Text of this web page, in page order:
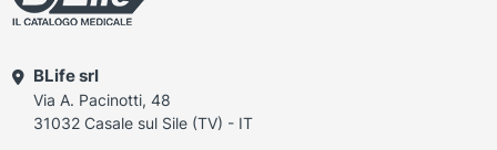
BLife srl
Via A. Pacinotti, 48
31032 Casale sul Sile (TV) - IT